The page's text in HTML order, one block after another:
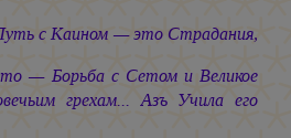
с Каином — это Страдания,
— Борьба с Сетом и Великое
грехам... Азъ Учила его